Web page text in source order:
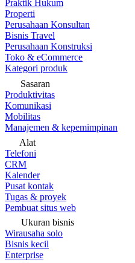
Praktik Hukum
Properti
Perusahaan Konsultan
Bisnis Travel
Perusahaan Konstruksi
Toko & eCommerce
Kategori produk
Sasaran
Produktivitas
Komunikasi
Mobilitas
Manajemen & kepemimpinan
Alat
Telefoni
CRM
Kalender
Pusat kontak
Tugas & proyek
Pembuat situs web
Ukuran bisnis
Wirausaha solo
Bisnis kecil
Enterprise